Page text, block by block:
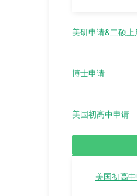
美研申请&二硕上
博士申请
美国初高中申请
美国初高